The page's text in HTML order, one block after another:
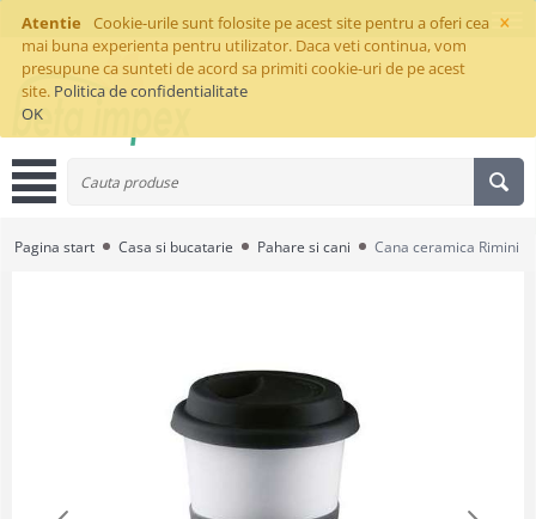
×
Atentie
Cookie-urile sunt folosite pe acest site pentru a oferi cea
mai buna experienta pentru utilizator. Daca veti continua, vom
presupune ca sunteti de acord sa primiti cookie-uri de pe acest
site. Politica de confidentialitate
OK
Pagina start Casa si bucatarie Pahare si cani Cana ceramica Rimini